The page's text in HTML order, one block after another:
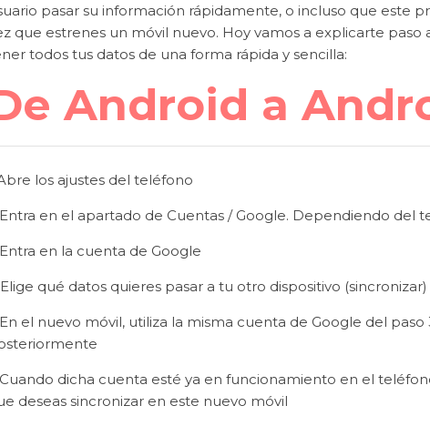
pasar su información rápidamente, o incluso que este
que estrenes un móvil nuevo. Hoy vamos a explicarte
todos tus datos de una forma rápida y sencilla:
Android a
los ajustes del teléfono
en el apartado de Cuentas / Google. Dependiendo del
en la cuenta de Google
qué datos quieres pasar a tu otro dispositivo (sincronizar)
el nuevo móvil, utiliza la misma cuenta de Google del
dicha cuenta esté ya en funcionamiento en el
deseas sincronizar en este nuevo móvil